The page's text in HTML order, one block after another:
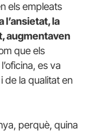
els empleats
l’ansietat, la
augmentaven
que els
es va
de la qualitat en
perquè, quina